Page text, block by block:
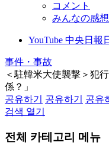
コメント
みんなの感想
YouTube 中央日報
事件・事故
＜駐韓米大使襲撃＞犯
係？」
공유하기
공유하기
공유
검색 열기
전체 카테고리 메뉴